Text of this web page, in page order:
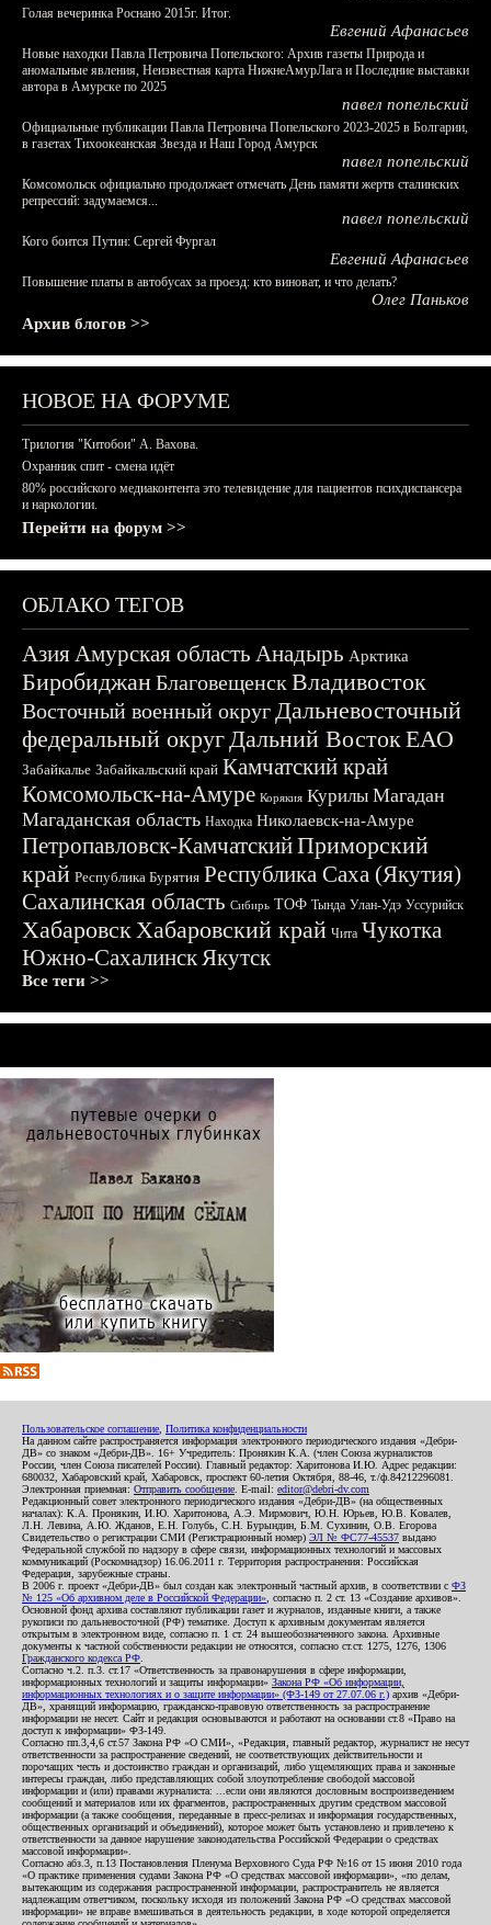
Голая вечеринка Роснано 2015г. Итог.
Евгений Афанасьев
Новые находки Павла Петровича Попельского: Архив газеты Природа и
аномальные явления, Неизвестная карта НижнеАмурЛага и Последние выставки
автора в Амурске по 2025
павел попельский
Официальные публикации Павла Петровича Попельского 2023-2025 в Болгарии,
в газетах Тихоокеанская Звезда и Наш Город Амурск
павел попельский
Комсомольск официально продолжает отмечать День памяти жертв сталинских
репрессий: задумаемся...
павел попельский
Кого боится Путин: Сергей Фургал
Евгений Афанасьев
Повышение платы в автобусах за проезд: кто виноват, и что делать?
Олег Паньков
Архив блогов >>
НОВОЕ НА ФОРУМЕ
Трилогия "Китобои" А. Вахова.
Охранник спит - смена идёт
80% российского медиаконтента это телевидение для пациентов психдиспансера
и наркологии.
Перейти на форум >>
ОБЛАКО ТЕГОВ
АзияАмурская область Анадырь Арктика
БиробиджанБлаговещенскВладивосток
Восточный военный округДальневосточный
федеральный округДальний ВостокЕАО
Забайкалье Забайкальский край Камчатский край
Комсомольск-на-Амуре Корякия Курилы Магадан
Магаданская область Находка Николаевск-на-Амуре
Петропавловск-КамчатскийПриморский
край Республика Бурятия Республика Саха (Якутия)
Сахалинская область Сибирь ТОФ Тында Улан-Удэ Уссурийск
ХабаровскХабаровский край Чита Чукотка
Южно-СахалинскЯкутск
Все теги >>
Пользовательское соглашение Политика конфиденциальности
На данном сайте распространяется информация электронного периодического издания «Дебри-
ДВ» со знаком «Дебри-ДВ». 16+ Учредитель: Пронякин К.А. (член Союза журналистов
России, член Союза писателей России). Главный редактор: Харитонова И.Ю. Адрес редакции:
680032, Хабаровский край, Хабаровск, проспект 60-летия Октября, 88-46, т./ф.84212296081.
Электронная приемная: Отправить сообщение . E-mail: editor@debri-dv.com
Редакционный совет электронного периодического издания «Дебри-ДВ» (на общественных
началах): К.А. Пронякин, И.Ю. Харитонова, А.Э. Мирмович, Ю.Н. Юрьев, Ю.В. Ковалев,
Л.Н. Левина, А.Ю. Жданов, Е.Н. Голубь, С.Н. Бурындин, Б.М. Сухинин, О.В. Егорова
Свидетельство о регистрации СМИ (Регистрационный номер) ЭЛ № ФС77-45537 выдано
Федеральной службой по надзору в сфере связи, информационных технологий и массовых
коммуникаций (Роскомнадзор) 16.06.2011 г. Территория распространения: Российская
Федерация, зарубежные страны.
В 2006 г. проект «Дебри-ДВ» был создан как электронный частный архив, в соответствии с ФЗ
№ 125 «Об архивном деле в Российской Федерации» , согласно п. 2 ст. 13 «Создание архивов».
Основной фонд архива составляют публикации газет и журналов, изданные книги, а также
рукописи по дальневосточной (РФ) тематике. Доступ к архивным документам является
открытым в электронном виде, согласно п. 1 ст. 24 вышеобозначенного закона. Архивные
документы к частной собственности редакции не относятся, согласно ст.ст. 1275, 1276, 1306
Гражданского кодекса РФ
Согласно ч.2. п.3. ст.17 «Ответственность за правонарушения в сфере информации,
информационных технологий и защиты информации» Закона РФ «Об информации,
информационных технологиях и о защите информации» (ФЗ-149 от 27.07.06 г.) архив «Дебри-
ДВ», хранящий информацию, гражданско-правовую ответственность за распространение
информации не несет. Сайт и редакция основываются и работают на основании ст.8 «Право на
доступ к информации» ФЗ-149.
Согласно пп.3,4,6 ст.57 Закона РФ «О СМИ», «Редакция, главный редактор, журналист не несут
ответственности за распространение сведений, не соответствующих действительности и
порочащих честь и достоинство граждан и организаций, либо ущемляющих права и законные
интересы граждан, либо представляющих собой злоупотребление свободой массовой
информации и (или) правами журналиста: ...если они являются дословным воспроизведением
сообщений и материалов или их фрагментов, распространенных другим средством массовой
информации (а также сообщения, переданные в пресс-релизах и информация государственных,
общественных организаций и объединений), которое может быть установлено и привлечено к
ответственности за данное нарушение законодательства Российской Федерации о средствах
массовой информации».
Согласно абз.3, п.13 Постановления Пленума Верховного Суда РФ №16 от 15 июня 2010 года
«О практике применения судами Закона РФ «О средствах массовой информации», «по делам,
вытекающим из содержания распространенной информации, распространитель не является
надлежащим ответчиком, поскольку исходя из положений Закона РФ «О средствах массовой
информации» не вправе вмешиваться в деятельность редакции, в ходе которой определяется